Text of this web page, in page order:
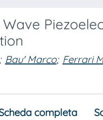
Bau' Marco; Ferrari
completa